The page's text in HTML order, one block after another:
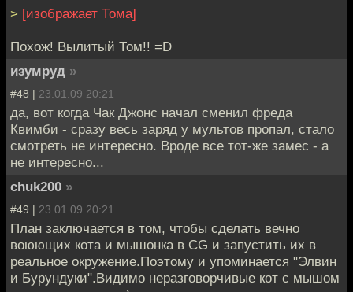
> [изображает Тома]
Похож! Вылитый Том!! =D
изумруд »
#48 | 23.01.09 20:21
да, вот когда Чак Джонс начал сменил фреда
Квимби - сразу весь заряд у мультов пропал, стало
смотреть не интересно. Вроде все тот-же замес - а
не интересно...
chuk200 »
#49 | 23.01.09 20:21
План заключается в том, чтобы сделать вечно
воюющих кота и мышонка в CG и запустить их в
реальное окружение.Поэтому и упоминается "Элвин
и Бурундуки".Видимо неразговорчивые кот с мышом